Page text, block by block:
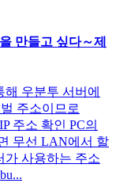
만들고 싶다～제
우분투 서버에
주소이므로
주소 확인 PC의
무선 LAN에서 할
가 사용하는 주소